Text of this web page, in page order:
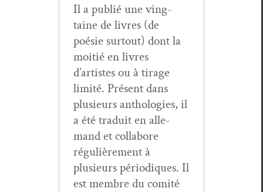
Il a pub­lié une ving­
taine de livres (de
poésie surtout) dont la
moitié en livres
d’artistes ou à tirage
lim­ité. Présent dans
plusieurs antholo­gies, il
a été traduit en alle­
mand et col­la­bore
régulière­ment à
plusieurs péri­odiques. Il
est mem­bre du comité